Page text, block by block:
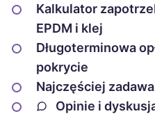
Kalkulator
EPDM i klej
Długoterminowa
pokrycie
Najczęściej
Opinie i